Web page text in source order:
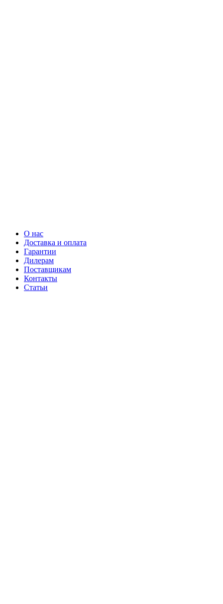
О нас
Доставка и оплата
Гарантии
Дилерам
Поставщикам
Контакты
Статьи